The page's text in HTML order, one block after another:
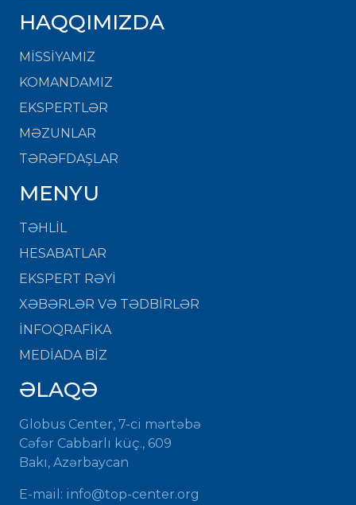
HAQQIMIZDA
MISSIYAMIZ
KOMANDAMIZ
EKSPERTLƏR
MƏZUNLAR
TƏRƏFDAŞLAR
MENYU
TƏHLİL
HESABATLAR
EKSPERT RƏYİ
XƏBƏRLƏR VƏ TƏDBİRLƏR
İNFOQRAFİKA
MEDİADA BİZ
ƏLAQƏ
Globus Center, 7-ci mərtəbə
Cəfər Cabbarlı küç., 609
Bakı, Azərbaycan
E-mail: info@top-center.org